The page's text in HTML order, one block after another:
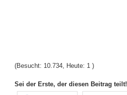
(Besucht: 10.734, Heute: 1 )
Sei der Erste, der diesen Beitrag teilt!